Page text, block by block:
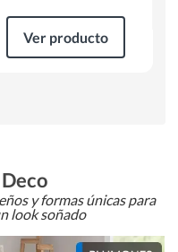
Ver producto
y formas únicas para
look soñado